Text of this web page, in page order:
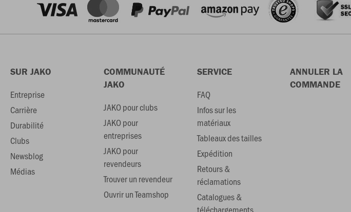
SUR JAKO
Entreprise
Carrière
Durabilité
Clubs
Newsblog
Médias
COMMUNAUTÉ
JAKO
JAKO pour clubs
JAKO pour
entreprises
JAKO pour
revendeurs
Trouver un revendeur
Ouvrir un Teamshop
SERVICE
FAQ
Infos sur les
matériaux
Tableaux des tailles
Expédition
Retours &
réclamations
Catalogues &
téléchargements
ANNULER LA
COMMANDE